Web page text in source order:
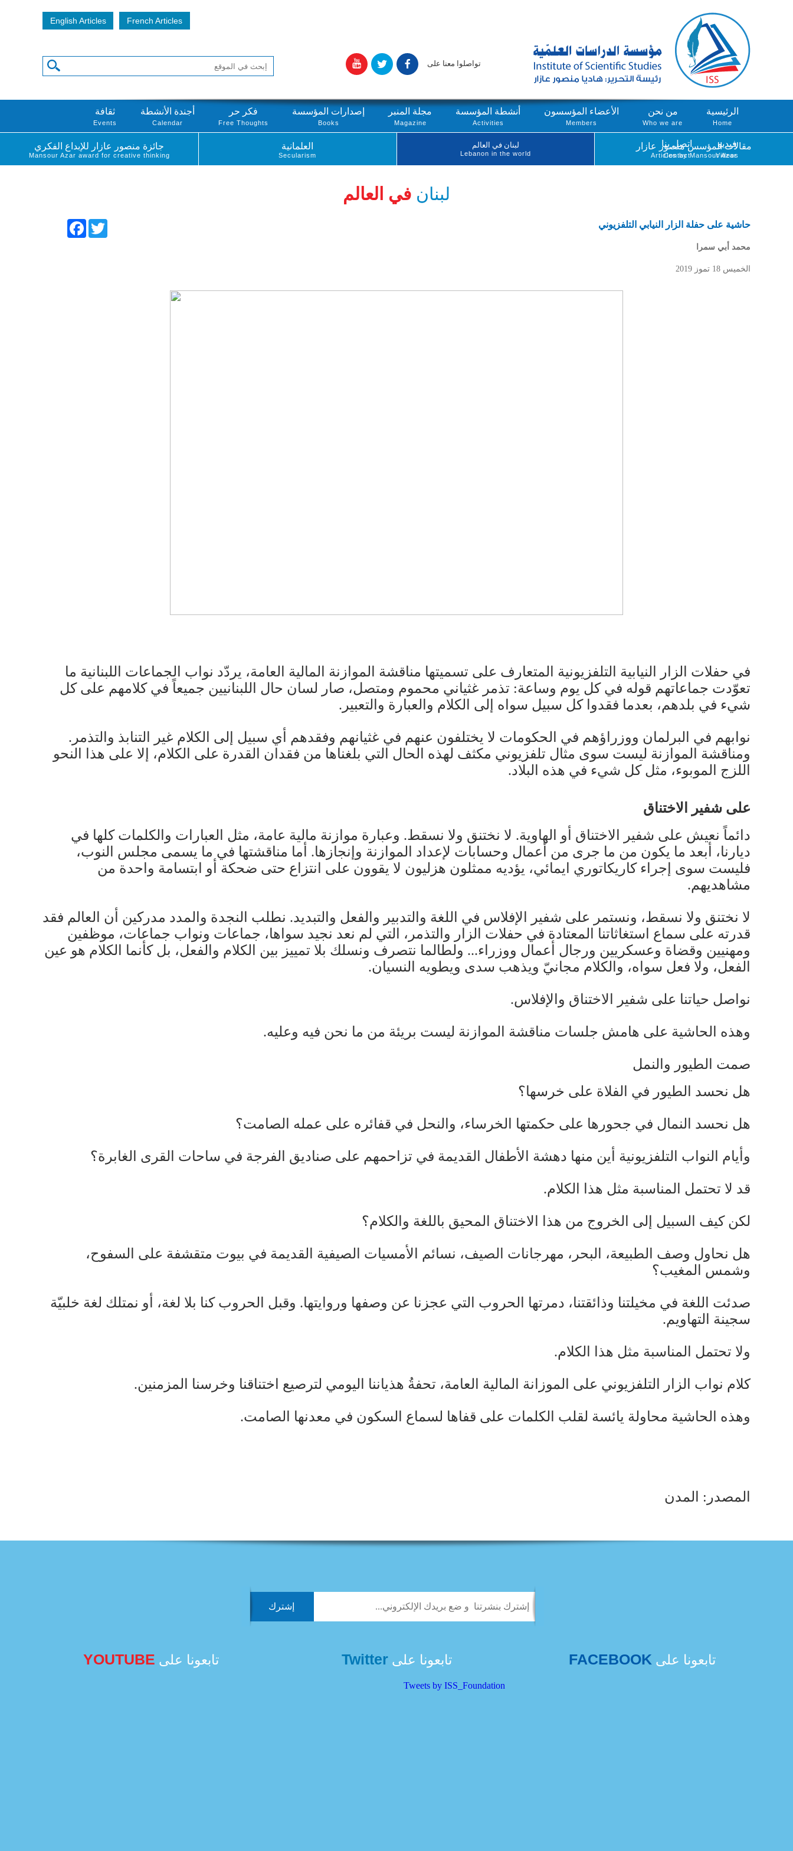
English Articles French Articles
تواصلوا معنا على
الرئيسية
Home
من نحن
Who we are
الأعضاء المؤسسون
Members
أنشطة المؤسسة
Activities
مجلة المنبر
Magazine
إصدارات المؤسسة
Books
فكر حر
Free Thoughts
أجندة الأنشطة
Calendar
ثقافة
Events
فيديو
Videos
اتصل بنا
Contact
مقالات المؤسس منصور عازار
Articles by Mansour Azar
لبنان في العالم
Lebanon in the world
العلمانية
Secularism
جائزة منصور عازار للإبداع الفكري
Mansour Azar award for creative thinking
لبنان في العالم
FacebookTwitter حاشية على حفلة الزار النيابي التلفزيوني
محمد أبي سمرا
الخميس 18 تموز 2019
في حفلات الزار النيابية التلفزيونية المتعارف على تسميتها مناقشة الموازنة المالية العامة، يردّد نواب الجماعات اللبنانية ما
تعوّدت جماعاتهم قوله في كل يوم وساعة: تذمر غثياني محموم ومتصل، صار لسان حال اللبنانيين جميعاً في كلامهم على كل
شيء في بلدهم، بعدما فقدوا كل سبيل سواه إلى الكلام والعبارة والتعبير.
نوابهم في البرلمان ووزراؤهم في الحكومات لا يختلفون عنهم في غثيانهم وفقدهم أي سبيل إلى الكلام غير التنابذ والتذمر.
ومناقشة الموازنة ليست سوى مثال تلفزيوني مكثف لهذه الحال التي بلغناها من فقدان القدرة على الكلام، إلا على هذا النحو
اللزج الموبوء، مثل كل شيء في هذه البلاد.
على شفير الاختناق
دائماً نعيش على شفير الاختناق أو الهاوية. لا نختنق ولا نسقط. وعبارة موازنة مالية عامة، مثل العبارات والكلمات كلها في
ديارنا، أبعد ما يكون من ما جرى من أعمال وحسابات لإعداد الموازنة وإنجازها. أما مناقشتها في ما يسمى مجلس النوب،
فليست سوى إجراء كاريكاتوري ايمائي، يؤديه ممثلون هزليون لا يقوون على انتزاع حتى ضحكة أو ابتسامة واحدة من
مشاهديهم.
لا نختنق ولا نسقط، ونستمر على شفير الإفلاس في اللغة والتدبير والفعل والتبديد. نطلب النجدة والمدد مدركين أن العالم فقد
قدرته على سماع استغاثاتنا المعتادة في حفلات الزار والتذمر، التي لم نعد نجيد سواها، جماعات ونواب جماعات، موظفين
ومهنيين وقضاة وعسكريين ورجال أعمال ووزراء... ولطالما نتصرف ونسلك بلا تمييز بين الكلام والفعل، بل كأنما الكلام هو عين
الفعل، ولا فعل سواه، والكلام مجانيّ ويذهب سدى ويطويه النسيان.
نواصل حياتنا على شفير الاختناق والإفلاس.
وهذه الحاشية على هامش جلسات مناقشة الموازنة ليست بريئة من ما نحن فيه وعليه.
صمت الطيور والنمل
هل نحسد الطيور في الفلاة على خرسها؟
هل نحسد النمال في جحورها على حكمتها الخرساء، والنحل في قفائره على عمله الصامت؟
وأيام النواب التلفزيونية أين منها دهشة الأطفال القديمة في تزاحمهم على صناديق الفرجة في ساحات القرى الغابرة؟
قد لا تحتمل المناسبة مثل هذا الكلام.
لكن كيف السبيل إلى الخروج من هذا الاختناق المحيق باللغة والكلام؟
هل نحاول وصف الطبيعة، البحر، مهرجانات الصيف، نسائم الأمسيات الصيفية القديمة في بيوت متقشفة على السفوح،
وشمس المغيب؟
صدئت اللغة في مخيلتنا وذائقتنا، دمرتها الحروب التي عجزنا عن وصفها وروايتها. وقبل الحروب كنا بلا لغة، أو نمتلك لغة خلبيّة
سجينة التهاويم.
ولا تحتمل المناسبة مثل هذا الكلام.
كلام نواب الزار التلفزيوني على الموزانة المالية العامة، تحفةُ هذياننا اليومي لترصيع اختناقنا وخرسنا المزمنين.
وهذه الحاشية محاولة يائسة لقلب الكلمات على قفاها لسماع السكون في معدنها الصامت.
المصدر: المدن
تابعونا على FACEBOOK تابعونا علىTwitter
Tweets by ISS_Foundation
تابعونا على YOUTUBE